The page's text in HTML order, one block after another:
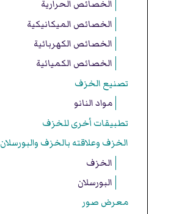
الخصائص الحرارية
الخصائص الميكانيكية
الخصائص الكهربائية
الخصائص الكميائية
تصنيع الخزف
مواد النانو
تطبيقات أخرى للخزف
الخزف وعلاقته بالخزف والبورسلان
الخزف
البورسلان
معرض صور